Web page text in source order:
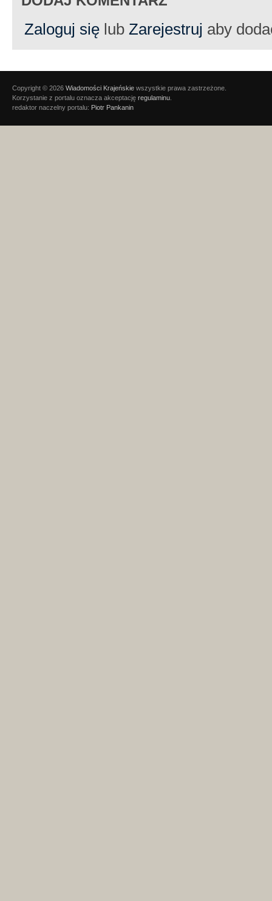
Zaloguj się lub Zarejestruj aby
Copyright © 2026 Wiadomości Krajeńskie wszystkie prawa zastrzeżone.
Korzystanie z portalu oznacza akceptację regulaminu
redaktor naczelny portalu: Piotr Pankanin